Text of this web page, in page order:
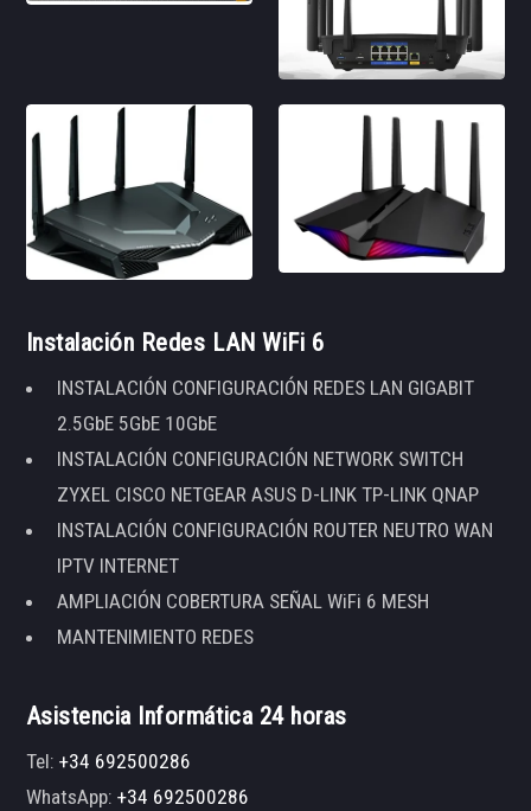
Instalación Redes LAN WiFi 6
INSTALACIÓN CONFIGURACIÓN REDES LAN GIGABIT
2.5GbE 5GbE 10GbE
INSTALACIÓN CONFIGURACIÓN NETWORK SWITCH
ZYXEL CISCO NETGEAR ASUS D-LINK TP-LINK QNAP
INSTALACIÓN CONFIGURACIÓN ROUTER NEUTRO WAN
IPTV INTERNET
AMPLIACIÓN COBERTURA SEÑAL WiFi 6 MESH
MANTENIMIENTO REDES
Asistencia Informática 24 horas
Tel:+34 692500286
WhatsApp:+34 692500286